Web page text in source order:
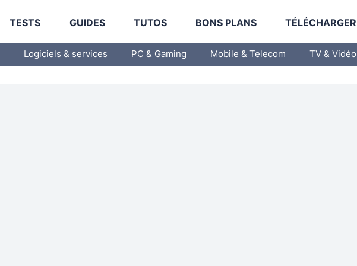
TESTS GUIDES TUTOS BONS PLANS TÉLÉCHARGER
Logiciels & services PC & Gaming Mobile & Telecom TV & Vidéo